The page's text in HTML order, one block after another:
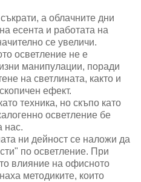
а облачните дни
есента и работата на
се увеличи.
осветление не е
манипулации, поради
на светлината, както и
ефект.
техника, но скъпо като
осветление бе
нас.
ни дейност се наложи да
по осветление. При
влияние на офисното
методиките, които